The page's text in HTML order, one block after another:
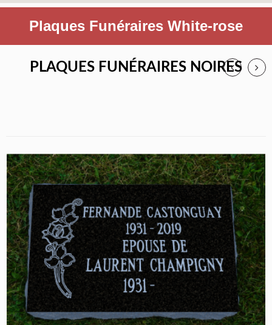
Plaques Funéraires White-rose
PLAQUES FUNÉRAIRES NOIRES